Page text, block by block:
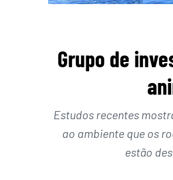
Grupo de
Estudos recentes
ao ambiente que os
estão